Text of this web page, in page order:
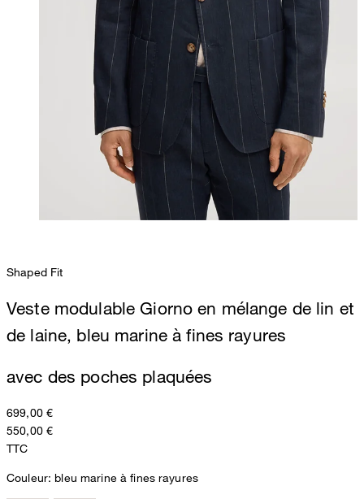
Shaped Fit
Veste modulable Giorno en mélange de lin et
de laine, bleu marine à fines rayures
avec des poches plaquées
699,00 €
550,00 €
TTC
Couleur: bleu marine à fines rayures